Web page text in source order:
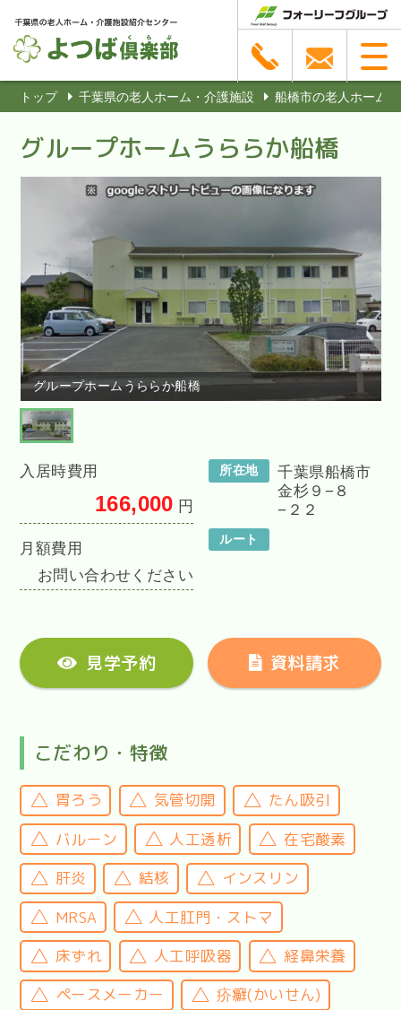
トップ 千葉県の老人ホーム・介護施設 船橋市の老人ホーム
グループホームうららか船橋
グループホームうららか船橋
入居時費用
166,000 円
月額費用
お問い合わせください
所在地
千葉県船橋市
金杉９−８
−２２
ルート
見学予約 資料請求
こだわり・特徴
胃ろう 気管切開
たん吸引
バルーン
人工透析
在宅酸素
肝炎
結核
インスリン
MRSA
人工肛門・ストマ
床ずれ
人工呼吸器
経鼻栄養
ペースメーカー
疥癬(かいせん)